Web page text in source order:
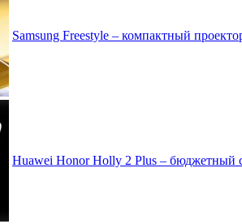
Samsung Freestyle – компактный
Huawei Honor Holly 2 Plus – бюджетный